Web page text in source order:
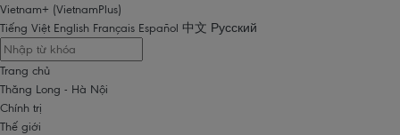
Vietnam+ (VietnamPlus)
Tiếng Việt English Français Español 中文 Русский
Trang chủ
Thăng Long - Hà Nội
Chính trị
Thế giới